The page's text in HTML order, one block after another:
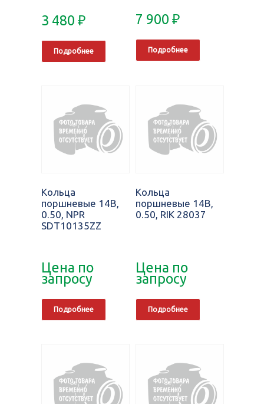
3 480 ₽
Подробнее
7 900₽
Подробнее
Кольца
поршневые 14B,
0.50, NPR
SDT10135ZZ
Цена по
запросу
Подробнее
Кольца
поршневые 14B,
0.50, RIK 28037
Цена по
запросу
Подробнее